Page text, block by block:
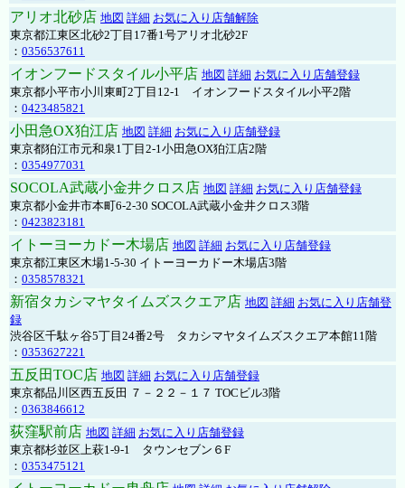
アリオ北砂店 地図 詳細 お気に入り店舗解除
東京都江東区北砂2丁目17番1号アリオ北砂2F
： 0356537611
イオンフードスタイル小平店 地図 詳細 お気に入り店舗登録
東京都小平市小川東町2丁目12-1 イオンフードスタイル小平2階
： 0423485821
小田急OX狛江店 地図 詳細 お気に入り店舗登録
東京都狛江市元和泉1丁目2-1小田急OX狛江店2階
： 0354977031
SOCOLA武蔵小金井クロス店 地図 詳細 お気に入り店舗登録
東京都小金井市本町6-2-30 SOCOLA武蔵小金井クロス3階
： 0423823181
イトーヨーカドー木場店 地図 詳細 お気に入り店舗登録
東京都江東区木場1-5-30 イトーヨーカドー木場店3階
： 0358578321
新宿タカシマヤタイムズスクエア店 地図 詳細 お気に入り店舗登
録
渋谷区千駄ヶ谷5丁目24番2号 タカシマヤタイムズスクエア本館11階
： 0353627221
五反田TOC店 地図 詳細 お気に入り店舗登録
東京都品川区西五反田 ７－２２－１７ TOCビル3階
： 0363846612
荻窪駅前店 地図 詳細 お気に入り店舗登録
東京都杉並区上萩1-9-1 タウンセブン６F
： 0353475121